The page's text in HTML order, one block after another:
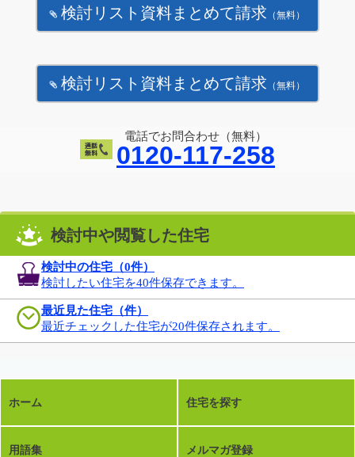
検討リスト資料まとめて請求 （無料）
検討リスト資料まとめて請求 （無料）
電話でお問合わせ（無料）
0120-117-258
検討中や閲覧した住宅
検討中の住宅（0件）
検討したい住宅を40件保存できます。
最近見た住宅（件）
最近チェックした住宅が20件保存されます。
ホーム 住宅を探す
用語集 メルマガ登録